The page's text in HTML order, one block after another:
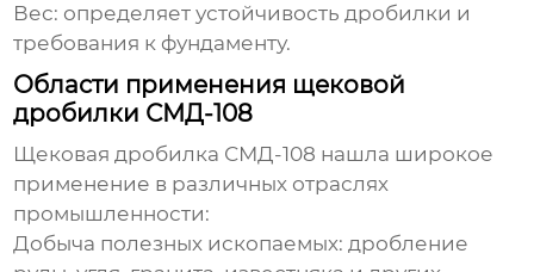
Вес: определяет устойчивость дробилки и
требования к фундаменту.
Области применения щековой
дробилки СМД-108
Щековая дробилка СМД-108 нашла широкое
применение в различных отраслях
промышленности:
Добыча полезных ископаемых: дробление